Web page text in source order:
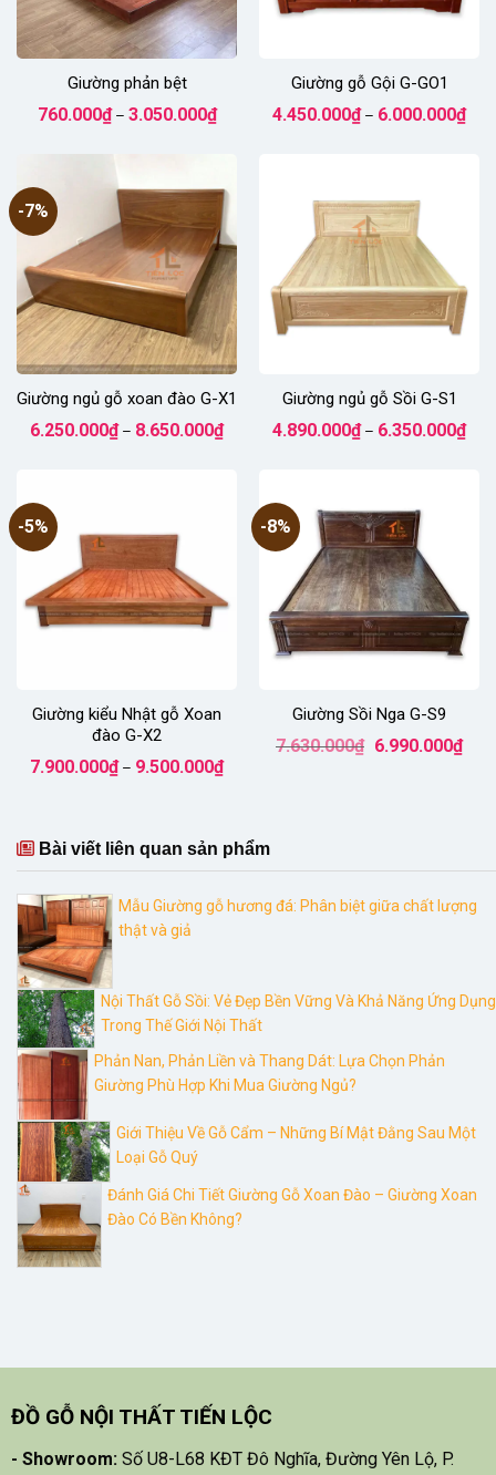
Giường phản bệt
760.000₫ – 3.050.000₫Khoảng
giá:
Giường gỗ Gội G-GO1
4.450.000₫ – 6.000.000₫giá:
-7%
Giường ngủ gỗ xoan đào G-X1
6.250.000₫ – 8.650.000₫Khoảng
giá:
Giường ngủ gỗ Sồi G-S1
4.890.000₫ – 6.350.000₫giá:
-5%
Giường kiểu Nhật gỗ Xoan
đào G-X2
7.900.000₫ – 9.500.000₫Khoảng
giá:
-8%
Giường Sồi Nga G-S9
7.630.000₫
Giá
gốc
6.990.000₫Giá
hiện
Bài viết liên quan sản phẩm
Mẫu Giường gỗ hương đá: Phân biệt giữa chất lượng
thật và giả
Nội Thất Gỗ Sồi: Vẻ Đẹp Bền Vững Và Khả Năng Ứng Dụng
Trong Thế Giới Nội Thất
Phản Nan, Phản Liền và Thang Dát: Lựa Chọn Phản
Giường Phù Hợp Khi Mua Giường Ngủ?
Giới Thiệu Về Gỗ Cẩm – Những Bí Mật Đằng Sau Một
Loại Gỗ Quý
Đánh Giá Chi Tiết Giường Gỗ Xoan Đào – Giường Xoan
Đào Có Bền Không?
ĐỒ GỖ NỘI THẤT TIẾN LỘC
- Showroom: Số U8-L68 KĐT Đô Nghĩa, Đường Yên Lộ, P.